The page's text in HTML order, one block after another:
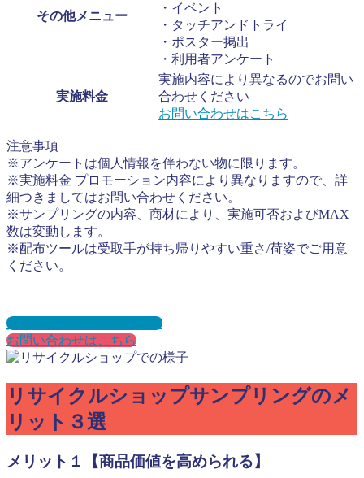
その他メニュー
・イベント
・タッチアンドトライ
・ポスター掲出
・利用者アンケート
実施料金
実施内容により異なるのでお問い
合わせください
お問い合わせはこちら
注意事項
※アンケートは個人情報を伴わない物に限ります。
※実施料金 プロモーション内容により異なりますので、詳
細つきましてはお問い合わせください。
※サンプリングの内容、商材により、実施可否およびMAX
数は変動します。
※配布ツールは受取手が持ち帰りやすい重さ/荷姿でご用意
ください。
資料ダウンロードはこちら
お問い合わせはこちら
リサイクルショップサンプリングのメ
リット３選
メリット１【商品価値を高められる】